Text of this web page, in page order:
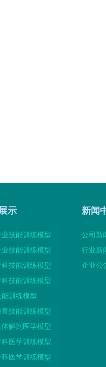
示
业技能训练模型
技能训练模型
科技能训练模型
技能训练模型
能训练模型
技能训练模型
体解剖医学模型
科医学训练模型
科医学训练模型
新闻
公司新
行业新
企业公